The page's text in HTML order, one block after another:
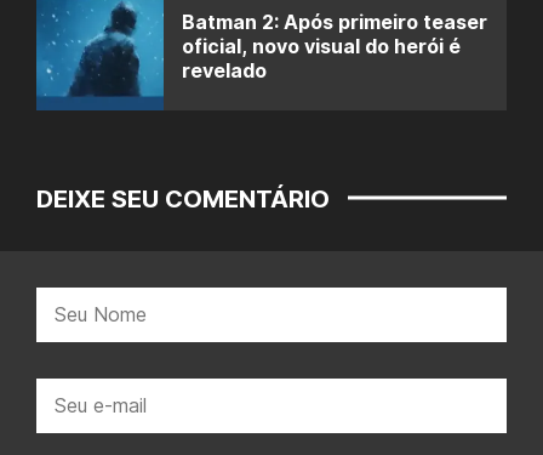
Batman 2: Após primeiro teaser
oficial, novo visual do herói é
revelado
DEIXE SEU COMENTÁRIO
mail: